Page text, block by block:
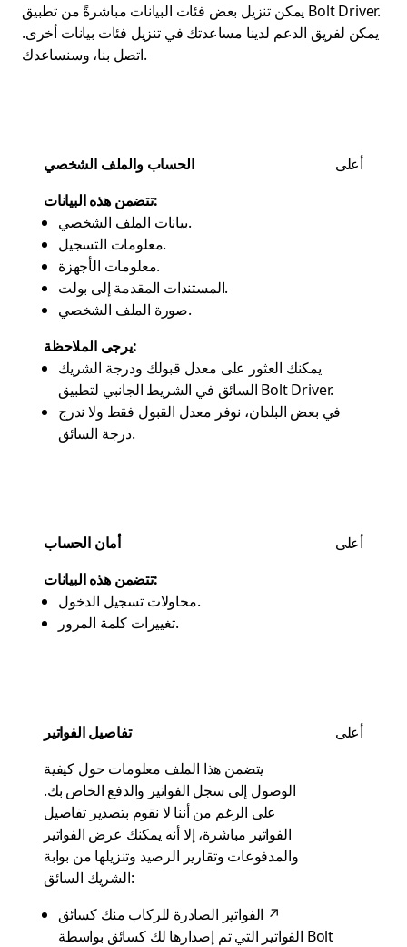
يمكن تنزيل بعض فئات البيانات مباشرةً من تطبيق Bolt Driver.
يمكن لفريق الدعم لدينا مساعدتك في تنزيل فئات بيانات أخرى.
اتصل بنا، وسنساعدك.
الحساب والملف الشخصي
أعلى
تتضمن هذه البيانات:
بيانات الملف الشخصي.
معلومات التسجيل.
معلومات الأجهزة.
المستندات المقدمة إلى بولت.
صورة الملف الشخصي.
يرجى الملاحظة:
يمكنك العثور على معدل قبولك ودرجة الشريك
السائق في الشريط الجانبي لتطبيق Bolt Driver.
في بعض البلدان، نوفر معدل القبول فقط ولا ندرج
درجة السائق.
أمان الحساب
أعلى
تتضمن هذه البيانات:
محاولات تسجيل الدخول.
تغييرات كلمة المرور.
تفاصيل الفواتير
أعلى
يتضمن هذا الملف معلومات حول كيفية
الوصول إلى سجل الفواتير والدفع الخاص بك.
على الرغم من أننا لا نقوم بتصدير تفاصيل
الفواتير مباشرة، إلا أنه يمكنك عرض الفواتير
والمدفوعات وتقارير الرصيد وتنزيلها من بوابة
الشريك السائق:
الفواتير الصادرة للركاب منك كسائق ↗
الفواتير التي تم إصدارها لك كسائق بواسطة Bolt